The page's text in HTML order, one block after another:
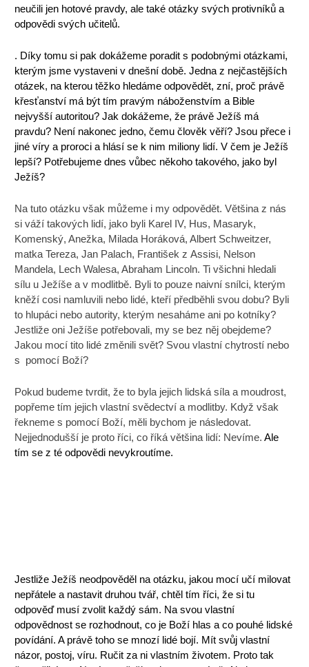
neučili jen hotové pravdy, ale také otázky svých protivníků a
odpovědi svých učitelů.
. Díky tomu si pak dokážeme poradit s podobnými otázkami,
kterým jsme vystaveni v dnešní době. Jedna z nejčastějších
otázek, na kterou těžko hledáme odpovědět, zní, proč právě
křesťanství má být tím pravým náboženstvím a Bible
nejvyšší autoritou? Jak dokážeme, že právě Ježíš má
pravdu? Není nakonec jedno, čemu člověk věří? Jsou přece i
jiné víry a proroci a hlásí se k nim miliony lidí. V čem je Ježíš
lepší? Potřebujeme dnes vůbec někoho takového, jako byl
Ježíš?
Na tuto otázku však můžeme i my odpovědět. Většina z nás
si váží takových lidí, jako byli Karel IV, Hus, Masaryk,
Komenský, Anežka, Milada Horáková, Albert Schweitzer,
matka Tereza, Jan Palach, František z Assisi, Nelson
Mandela, Lech Walesa, Abraham Lincoln. Ti všichni hledali
sílu u Ježíše a v modlitbě. Byli to pouze naivní snílci, kterým
kněží cosi namluvili nebo lidé, kteří předběhli svou dobu? Byli
to hlupáci nebo autority, kterým nesaháme ani po kotníky?
Jestliže oni Ježíše potřebovali, my se bez něj obejdeme?
Jakou mocí tito lidé změnili svět? Svou vlastní chytrostí nebo
s pomocí Boží?
Pokud budeme tvrdit, že to byla jejich lidská síla a moudrost,
popřeme tím jejich vlastní svědectví a modlitby. Když však
řekneme s pomocí Boží, měli bychom je následovat.
Nejjednodušší je proto říci, co říká většina lidí: Nevíme.Ale
tím se z té odpovědi nevykroutíme.
Jestliže Ježíš neodpověděl na otázku, jakou mocí učí milovat
nepřátele a nastavit druhou tvář, chtěl tím říci, že si tu
odpověď musí zvolit každý sám. Na svou vlastní
odpovědnost se rozhodnout, co je Boží hlas a co pouhé lidské
povídání. A právě toho se mnozí lidé bojí. Mít svůj vlastní
názor, postoj, víru. Ručit za ni vlastním životem. Proto tak